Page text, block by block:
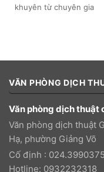
khuyên từ chuyên gia
VĂN PHÒNG DỊCH
Văn phòng dịch thuật
Văn phòng dịch thuật
Hạ, phường Giảng Võ
Cố định :
Hotline: 0932232318